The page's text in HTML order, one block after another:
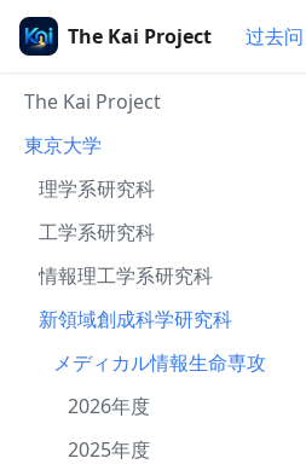
The Kai Project 过去问
The Kai Project
東京大学
理学系研究科
工学系研究科
情報理工学系研究科
新領域創成科学研究科
メディカル情報生命専攻
2026年度
2025年度